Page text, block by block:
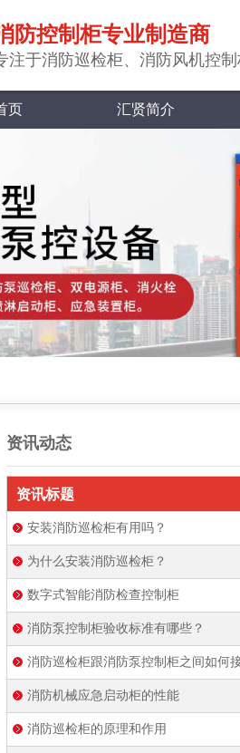
防控制柜专业制造商
注于消防巡检柜、消防风机控
页 汇贤简介
资讯动态
资讯标题
安装消防巡检柜有用吗？
为什么安装消防巡检柜？
数字式智能消防检查控制柜
消防泵控制柜验收标准有哪些？
消防巡检柜跟消防泵控制柜之间如何
消防机械应急启动柜的性能
消防巡检柜的原理和作用